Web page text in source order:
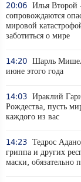
20:06 Илья Второй
сопровождаются
мировой
заботиться о мире
14:20 Шарль
июне этого года
14:03 Ираклий
Рождества, пусть
каждого из вас
14:23 Тедрос
гриппа и других
маски, обязательно